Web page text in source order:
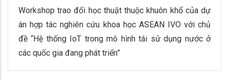
Workshop trao đổi học thuật thuộc khuôn khổ của dự
án hợp tác nghiên cứu khoa học ASEAN IVO với chủ
đề “Hệ thống IoT trong mô hình tái sử dụng nước ở
các quốc gia đang phát triển”